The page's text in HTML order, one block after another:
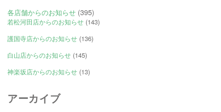
各店舗からのお知らせ (395)
若松河田店からのお知らせ (143)
護国寺店からのお知らせ (136)
白山店からのお知らせ (145)
神楽坂店からのお知らせ (13)
アーカイブ